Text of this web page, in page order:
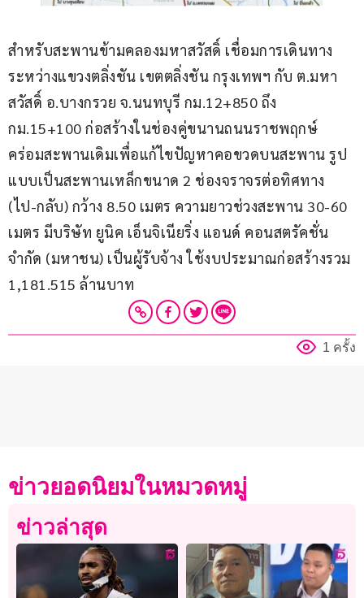
สำหรับสะพานข้ามคลองมหาสวัสดิ์ เชื่อมการเดินทาง
ระหว่างแขวงตลิ่งชัน เขตตลิ่งชัน กรุงเทพฯ กับ ต.มหา
สวัสดิ์ อ.บางกรวย จ.นนทบุรี กม.12+850 ถึง
กม.15+100 ก่อสร้างในช่องคู่ขนานถนนราชพฤกษ์
คร่อมสะพานเดิมเพื่อแก้ไขปัญหาคอขวดบนสะพาน รูป
แบบเป็นสะพานเหล็กขนาด 2 ช่องจราจรต่อทิศทาง
(ไป-กลับ) กว้าง 8.50 เมตร ความยาวช่วงสะพาน 30-60
เมตร มีบริษัท ยูนิค เอ็นจิเนียริ่ง แอนด์ คอนสตรัคชั่น
จำกัด (มหาชน) เป็นผู้รับจ้าง ใช้งบประมาณก่อสร้างรวม
1,181.515 ล้านบาท
1 ครั้ง
ข่าวยอดนิยมในหมวดหมู่
ข่าวล่าสุด